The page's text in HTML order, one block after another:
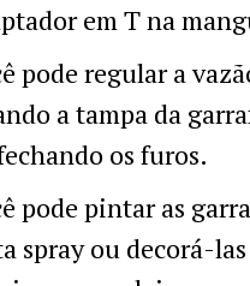
em T na
pode regular a
a tampa da
os furos.
pode pintar as
spray ou decorá-las